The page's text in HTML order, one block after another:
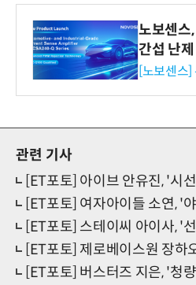
노보센스
간섭 난
류 감지
[노보센스
관련 기사
[ET포토] 아이브 안유진, '시
[ET포토] 여자아이들 소연, '
[ET포토] 스테이씨 아이사, '
[ET포토] 제로베이스원 장하
[ET포토] 버스터즈 지은, '청